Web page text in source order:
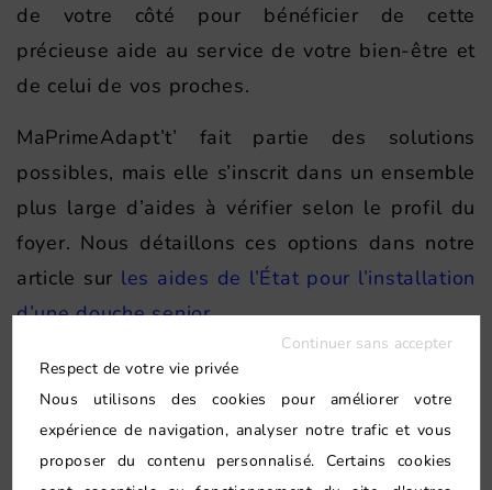
de votre côté pour bénéficier de cette
précieuse aide au service de votre bien-être et
de celui de vos proches.
MaPrimeAdapt’t’ fait partie des solutions
possibles, mais elle s’inscrit dans un ensemble
plus large d’aides à vérifier selon le profil du
foyer. Nous détaillons ces options dans notre
article sur les aides de l’État pour l’installation
d’une douche senior.
Cliquez ici pour tester votre éligibilité aux aides
de l’État
Continuer sans accepter
Respect de votre vie privée
Nous utilisons des cookies pour améliorer votre
expérience de navigation, analyser notre trafic et vous
proposer du contenu personnalisé. Certains cookies